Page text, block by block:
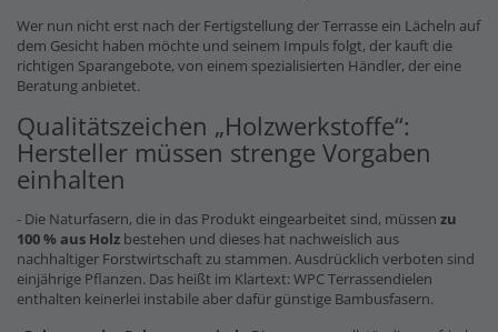
Wer nun nicht erst nach der Fertigstellung der Terrasse ein Lächeln auf
dem Gesicht haben möchte und seinem Impuls folgt, der kauft die
richtigen Sparangebote, von einem spezialisierten Händler, der eine
Beratung anbietet.
Qualitätszeichen „Holzwerkstoffe“:
Hersteller müssen strenge Vorgaben
einhalten
- Die Naturfasern, die in das Produkt eingearbeitet sind, müssen zu
100 % aus Holz bestehen und dieses hat nachweislich aus
nachhaltiger Forstwirtschaft zu stammen. Ausdrücklich verboten sind
einjährige Pflanzen. Das heißt im Klartext: WPC Terrassendielen
enthalten keinerlei instabile aber dafür günstige Bambusfasern.